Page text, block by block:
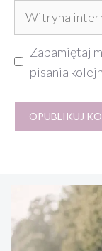
Witryna
internetowa
Zapamiętaj
pisania